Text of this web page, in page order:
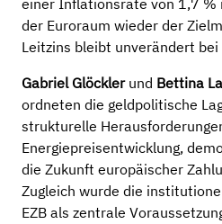
einer Inflationsrate von 1,7 %
der Euroraum wieder der
Leitzins bleibt unverändert bei
Gabriel Glöcklerund Bettina
ordneten die geldpolitische
strukturelle
Energiepreisentwicklung,
die Zukunft europäischer
Zugleich wurde die
EZB als zentrale